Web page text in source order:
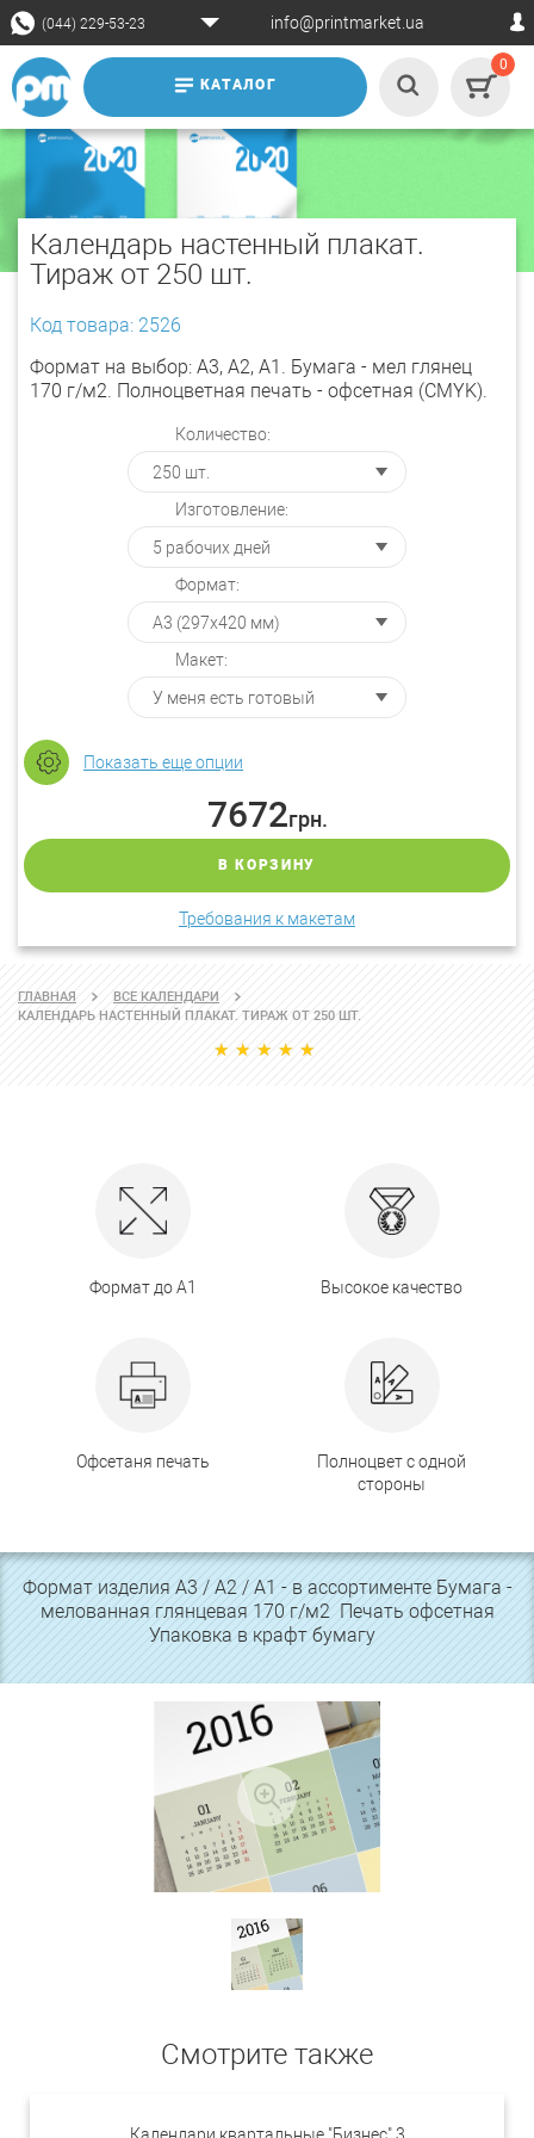
(044) 229-53-23 info@printmarket.ua
КАТАЛОГ
0
Календарь настенный плакат.
Тираж от 250 шт.
Код товара: 2526
Формат на выбор: А3, А2, А1. Бумага - мел глянец
170 г/м2. Полноцветная печать - офсетная (CMYK).
Количество:
Изготовление:
Формат:
Макет:
Показать еще опции
7672грн.
В КОРЗИНУ
Требования к макетам
ГЛАВНАЯ
ВСЕ КАЛЕНДАРИ
КАЛЕНДАРЬ НАСТЕННЫЙ ПЛАКАТ. ТИРАЖ ОТ 250 ШТ.
Формат до А1 Высокое качество
Офсетаня печать
Полноцвет с одной
стороны
Формат изделия А3 / А2 / А1 - в ассортименте Бумага -
мелованная глянцевая 170 г/м2 Печать офсетная
Упаковка в крафт бумагу
Смотрите также